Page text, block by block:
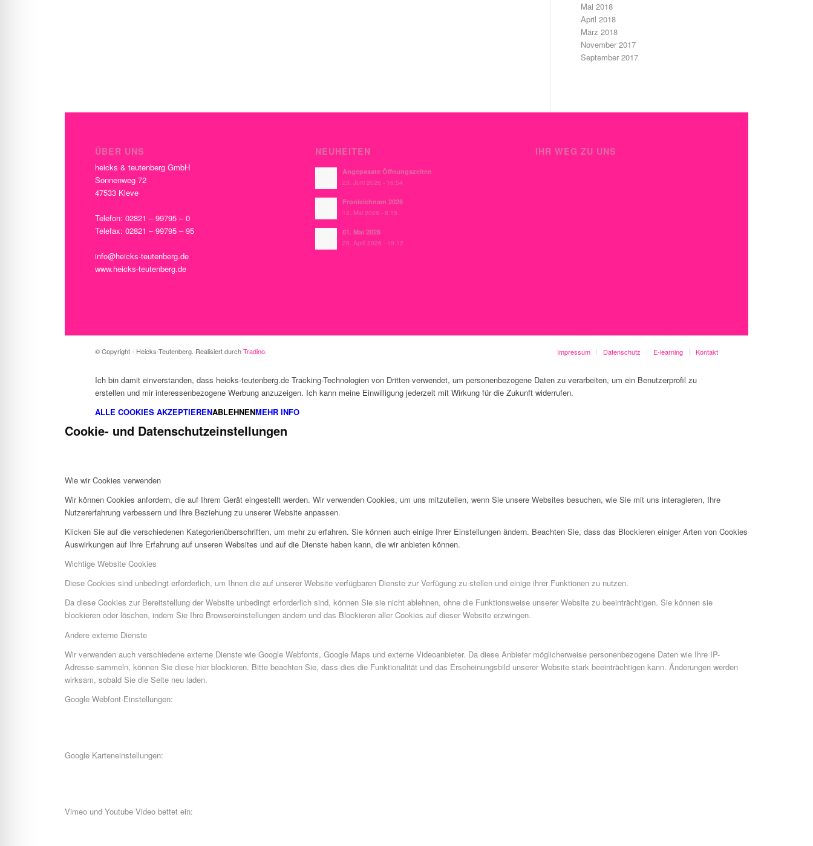
Mai 2018
April 2018
März 2018
November 2017
September 2017
ÜBER UNS
heicks & teutenberg GmbH
Sonnenweg 72
47533 Kleve
Telefon: 02821 – 99795 – 0
Telefax: 02821 – 99795 – 95
info@heicks-teutenberg.de
www.heicks-teutenberg.de
NEUHEITEN
Angepasste Öffnungszeiten
23. Juni 2026 - 16:54
Fronleichnam 2026
12. Mai 2026 - 8:15
01. Mai 2026
28. April 2026 - 19:12
IHR WEG ZU UNS
© Copyright - Heicks-Teutenberg. Realisiert durchTradino Impressum Datenschutz E-learning Kontakt
Ich bin damit einverstanden, dass heicks-teutenberg.de Tracking-Technologien von Dritten verwendet, um personenbezogene Daten zu verarbeiten, um ein Benutzerprofil zu
erstellen und mir interessenbezogene Werbung anzuzeigen. Ich kann meine Einwilligung jederzeit mit Wirkung für die Zukunft widerrufen.
ALLE COOKIES AKZEPTIERENABLEHNENMEHR INFO
Cookie- und Datenschutzeinstellungen
Wie wir Cookies verwenden
Wir können Cookies anfordern, die auf Ihrem Gerät eingestellt werden. Wir verwenden Cookies, um uns mitzuteilen, wenn Sie unsere Websites besuchen, wie Sie mit uns interagieren, Ihre
Nutzererfahrung verbessern und Ihre Beziehung zu unserer Website anpassen.
Klicken Sie auf die verschiedenen Kategorienüberschriften, um mehr zu erfahren. Sie können auch einige Ihrer Einstellungen ändern. Beachten Sie, dass das Blockieren einiger Arten von Cookies
Auswirkungen auf Ihre Erfahrung auf unseren Websites und auf die Dienste haben kann, die wir anbieten können.
Wichtige Website Cookies
Diese Cookies sind unbedingt erforderlich, um Ihnen die auf unserer Website verfügbaren Dienste zur Verfügung zu stellen und einige ihrer Funktionen zu nutzen.
Da diese Cookies zur Bereitstellung der Website unbedingt erforderlich sind, können Sie sie nicht ablehnen, ohne die Funktionsweise unserer Website zu beeinträchtigen. Sie können sie
blockieren oder löschen, indem Sie Ihre Browsereinstellungen ändern und das Blockieren aller Cookies auf dieser Website erzwingen.
Andere externe Dienste
Wir verwenden auch verschiedene externe Dienste wie Google Webfonts, Google Maps und externe Videoanbieter. Da diese Anbieter möglicherweise personenbezogene Daten wie Ihre IP-
Adresse sammeln, können Sie diese hier blockieren. Bitte beachten Sie, dass dies die Funktionalität und das Erscheinungsbild unserer Website stark beeinträchtigen kann. Änderungen werden
wirksam, sobald Sie die Seite neu laden.
Google Webfont-Einstellungen:
Google Karteneinstellungen:
Vimeo und Youtube Video bettet ein: